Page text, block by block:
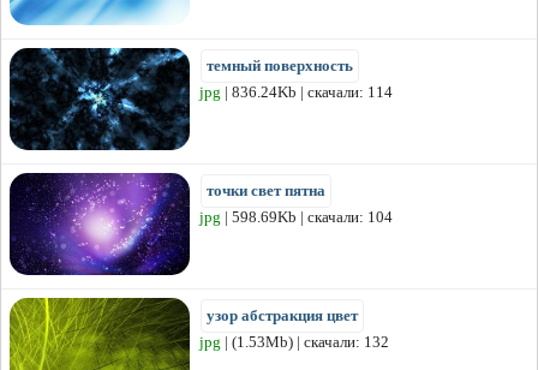
темный поверхность
jpg | 836.24Kb | скачали: 114
точки свет пятна
jpg | 598.69Kb | скачали: 104
узор абстракция цвет
jpg | (1.53Mb) | скачали: 132